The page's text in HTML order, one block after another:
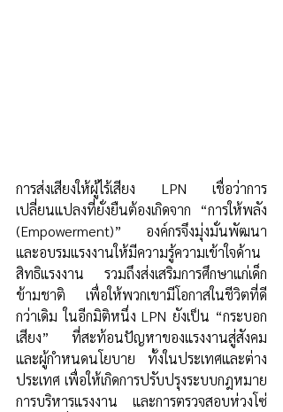
การส่งเสียงให้ผู้ไร้เสียง LPN เชื่อว่าการ
เปลี่ยนแปลงที่ยั่งยืนต้องเกิดจาก “การให้พลัง
(Empowerment)” องค์กรจึงมุ่งมั่นพัฒนา
และอบรมแรงงานให้มีความรู้ความเข้าใจด้าน
สิทธิแรงงาน รวมถึงส่งเสริมการศึกษาแก่เด็ก
ข้ามชาติ เพื่อให้พวกเขามีโอกาสในชีวิตที่ดี
กว่าเดิม ในอีกมิติหนึ่ง LPN ยังเป็น “กระบอก
เสียง” ที่สะท้อนปัญหาของแรงงานสู่สังคม
และผู้กำหนดนโยบาย ทั้งในประเทศและต่าง
ประเทศ เพื่อให้เกิดการปรับปรุงระบบกฎหมาย
การบริหารแรงงาน และการตรวจสอบห่วงโซ่